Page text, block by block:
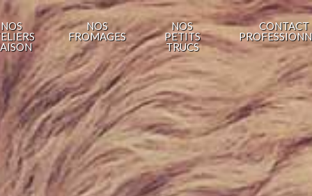
NOS
NOS
FROMAGES
NOS
PETITS
TRUCS
CONTACT